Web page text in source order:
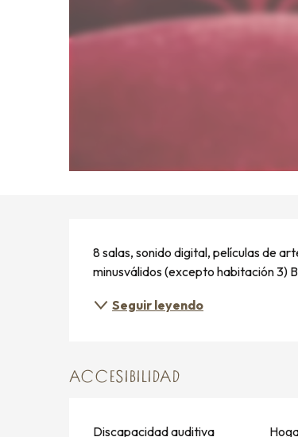
DESCRIPCIÓN
8 salas, sonido digital, películas de
minusválidos (excepto habitación 3)
Seguir leyendo
ACCESIBILIDAD
Discapacidad auditiva